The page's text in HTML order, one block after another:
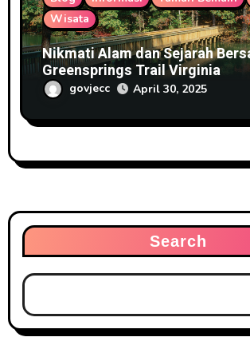
Wisata
Nikmati Alam dan Sejarah
Greensprings Trail Virginia
govjecc April 30, 2025
Search